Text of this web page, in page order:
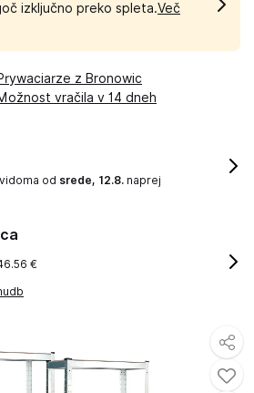
izključno preko spleta.Več
z Bronowic
vračila v 14 dneh
od srede, 12.8. naprej
€